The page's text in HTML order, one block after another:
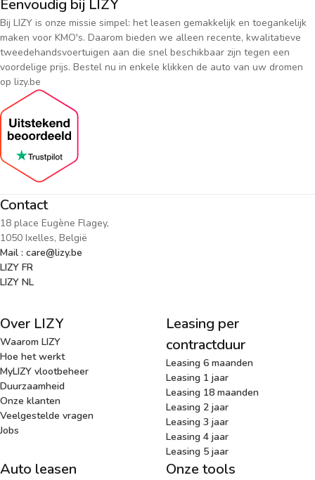
Eenvoudig bij LIZY
Bij LIZY is onze missie simpel: het leasen gemakkelijk en toegankelijk
maken voor KMO's. Daarom bieden we alleen recente, kwalitatieve
tweedehandsvoertuigen aan die snel beschikbaar zijn tegen een
voordelige prijs. Bestel nu in enkele klikken de auto van uw dromen
op lizy.be
Contact
18 place Eugène Flagey,
1050 Ixelles, België
Mail : care@lizy.be
LIZY FR
LIZY NL
Over LIZY
Waarom LIZY
Hoe het werkt
MyLIZY vlootbeheer
Duurzaamheid
Onze klanten
Veelgestelde vragen
Jobs
Leasing per
contractduur
Leasing 6 maanden
Leasing 1 jaar
Leasing 18 maanden
Leasing 2 jaar
Leasing 3 jaar
Leasing 4 jaar
Leasing 5 jaar
Auto leasen Onze tools